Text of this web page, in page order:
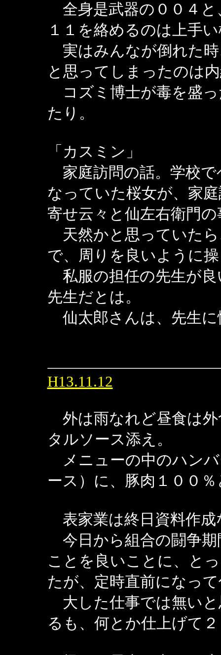
全身是武器の００４と
１１を絡めるのは上手
実はみんなが倒れた
と思ってしまったのは
コズミ博士が毒を盛
たり。
「カスミン」
家庭訪問の話。学校
なっていた桜女が、家
寄せ云々と仙左右衛門
天然かと思っていた
で、周りを良いように
私服の担任の先生が
先生だとは。
仙太郎さんは、先生に
H13.11.12
外は雨なれど昼食は
タルソース添え。
メニューの中のハン
ース）に、豚肉１００
表家業は終日資料作成
今日から組合の闘争期
ことを良いことに、と
たが、定時直前になっ
大した仕事では無い
るも、何とか仕上げて